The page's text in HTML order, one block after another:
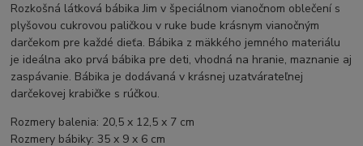
Rozkošná látková bábika Jim v špeciálnom vianočnom oblečení s
plyšovou cukrovou paličkou v ruke bude krásnym vianočným
darčekom pre každé dieťa. Bábika z mäkkého jemného materiálu
je ideálna ako prvá bábika pre deti, vhodná na hranie, maznanie aj
zaspávanie. Bábika je dodávaná v krásnej uzatvárateľnej
darčekovej krabičke s rúčkou.
Rozmery balenia: 20,5 x 12,5 x 7 cm
Rozmery bábiky: 35 x 9 x 6 cm